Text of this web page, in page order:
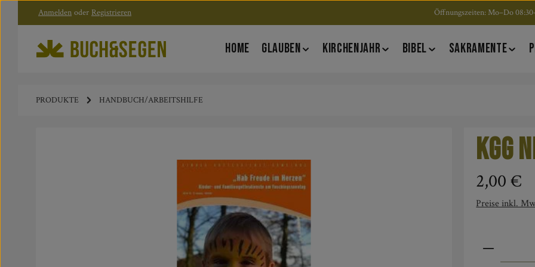
Zum Hauptinhalt springen
Zur Hauptnavigation springen
Anmelden oder Registrieren Öffnungszeiten: Mo–Do
HOME GLAUBEN KIRCHENJAHR BIBEL SAKRAMENTE
PRODUKTE HANDBUCH/ARBEITSHILFE
KGG
Regulärer
2,00 €
Preise inkl.
Produkt